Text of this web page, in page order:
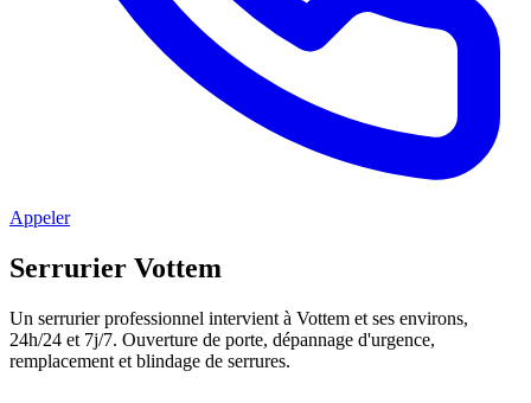
Appeler
Serrurier Vottem
Un serrurier professionnel intervient à Vottem et ses environs,
24h/24 et 7j/7. Ouverture de porte, dépannage d'urgence,
remplacement et blindage de serrures.